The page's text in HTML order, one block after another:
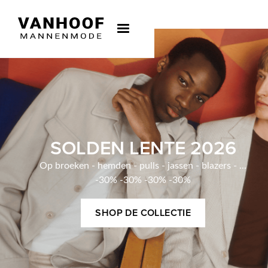
SOLDEN LENTE 2026
Op broeken - hemden - pulls - jassen - blazers - ...
-30% -30% -30% -30%
SHOP DE COLLECTIE